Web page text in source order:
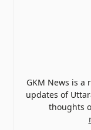
GKM News is
updates of
thoughts